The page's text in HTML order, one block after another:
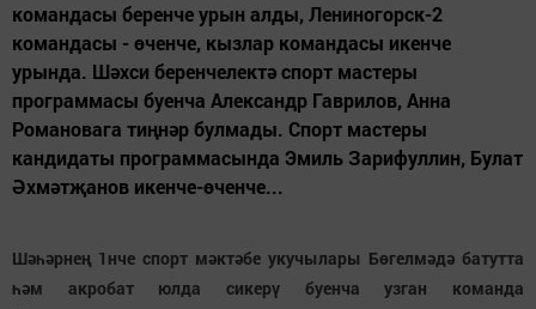
командасы беренче урын алды, Лениногорск-2
командасы - өченче, кызлар командасы икенче
урында. Шәхси беренчелектә спорт мастеры
программасы буенча Александр Гаврилов, Анна
Романовага тиңнәр булмады. Спорт мастеры
кандидаты программасында Эмиль Зарифуллин, Булат
Әхмәтҗанов икенче-өченче...
Шәһәрнең 1нче спорт мәктәбе укучылары Бөгелмәдә батутта
һәм акробат юлда сикерү буенча узган команда